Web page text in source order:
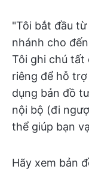
"Tôi bắt đầu
nhánh cho
Tôi ghi chú tất
riêng để hỗ
dụng bản đồ
nội bộ (đi
thể giúp bạn
Hãy xem bản